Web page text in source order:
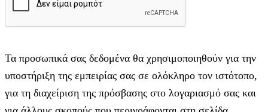
Τα προσωπικά σας δεδομένα θα χρησιμοποιηθούν για την
υποστήριξη της εμπειρίας σας σε ολόκληρο τον ιστότοπο,
για τη διαχείριση της πρόσβασης στο λογαριασμό σας και